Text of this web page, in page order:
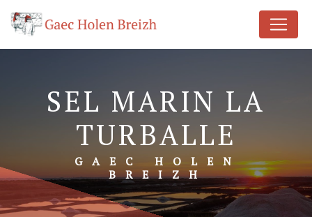
SEL MARIN LA
TURBALLE
GAEC HOLEN
BREIZH